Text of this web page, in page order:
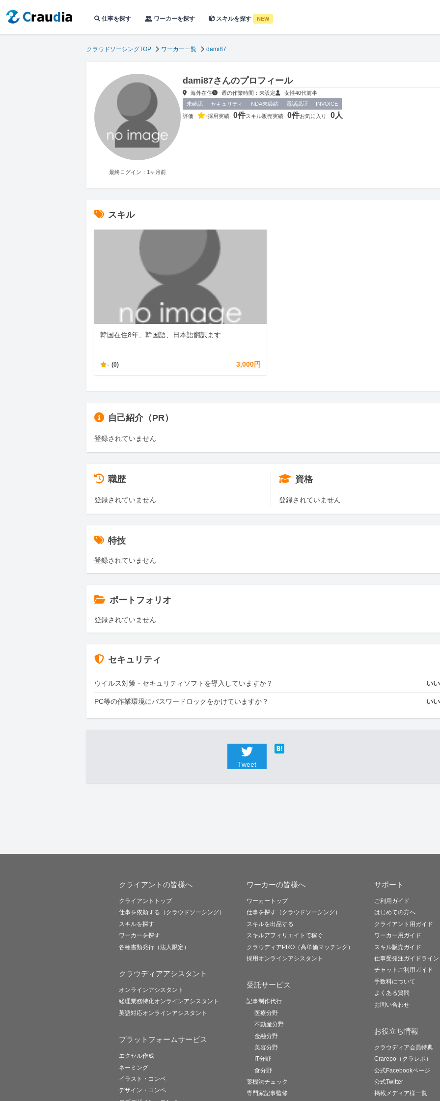
仕事を探す ワーカーを探す スキルを探す NEW
クラウドソーシングTOP ワーカー一覧 dami87
最終ログイン：1ヶ月前
dami87さんのプロフィール
海外在住 週の作業時間：未設定 女性40代前半
未確認
セキュリティ NDA未締結 電話認証 INVOICE
評価 -採用実績 0件スキル販売実績 0件お気に入り 0人
スキル
韓国在住8年、韓国語、日本語翻訳ます
- (0) 3,000円
自己紹介（PR）
登録されていません
職歴
登録されていません
資格
登録されていません
特技
登録されていません
ポートフォリオ
登録されていません
セキュリティ
ウイルス対策・セキュリティソフトを導入していますか？ い
PC等の作業環境にパスワードロックをかけていますか？ い
Tweet
クライアントの皆様へ
クライアントトップ
仕事を依頼する（クラウドソーシング）
スキルを探す
ワーカーを探す
各種書類発行（法人限定）
クラウディアアシスタント
オンラインアシスタント
経理業務特化オンラインアシスタント
英語対応オンラインアシスタント
プラットフォームサービス
エクセル作成
ネーミング
イラスト・コンペ
デザイン・コンペ
ワーカーの皆様へ
ワーカートップ
仕事を探す（クラウドソーシング）
スキルを出品する
スキルアフィリエイトで稼ぐ
クラウディアPRO（高単価マッチング）
採用オンラインアシスタント
受託サービス
記事制作代行
医療分野
不動産分野
金融分野
美容分野
IT分野
食分野
薬機法チェック
専門家記事監修
サポート
ご利用ガイド
はじめての方へ
クライアント用ガイド
ワーカー用ガイド
スキル販売ガイド
仕事受発注ガイドライン
チャットご利用ガイド
手数料について
よくある質問
お問い合わせ
お役立ち情報
クラウディア会員特典
Crarepo（クラレポ）
公式Facebookページ
公式Twitter
掲載メディア様一覧